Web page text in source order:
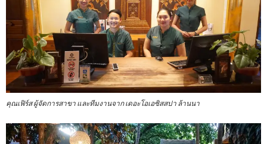
คุณเฟิร์ส ผู้จัดการสาขา และทีมงานจาก เดอะโอเอซิสสปา ล้านนา